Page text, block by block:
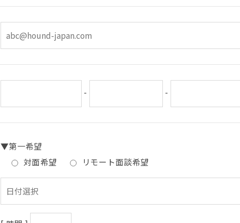
- -
▼第一希望
対面希望
リモート面談希望